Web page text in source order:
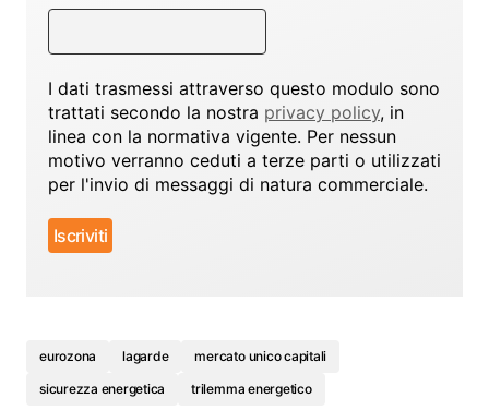
I dati trasmessi attraverso questo modulo sono
trattati secondo la nostra privacy policy, in
linea con la normativa vigente. Per nessun
motivo verranno ceduti a terze parti o utilizzati
per l'invio di messaggi di natura commerciale.
eurozona lagarde
mercato unico capitali
sicurezza energetica
trilemma energetico